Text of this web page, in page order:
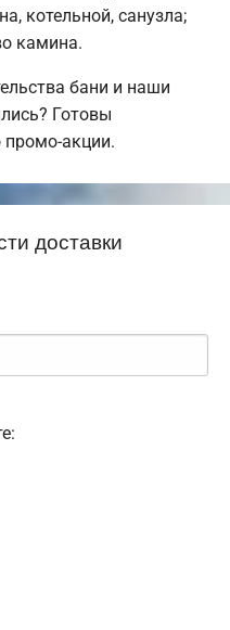
котельной, санузла;
камина.
бани и наши
Готовы
акции.
доставки